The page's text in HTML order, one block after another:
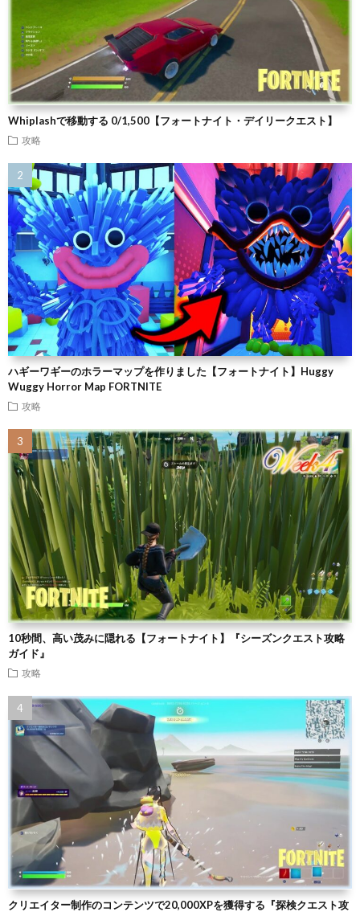
Whiplashで移動する 0/1,500【フォートナイト・デイリークエスト】
攻略
ハギーワギーのホラーマップを作りました【フォートナイト】Huggy
Wuggy Horror Map FORTNITE
攻略
10秒間、高い茂みに隠れる【フォートナイト】『シーズンクエスト攻略
ガイド』
攻略
クリエイター制作のコンテンツで20,000XPを獲得する『探検クエスト攻